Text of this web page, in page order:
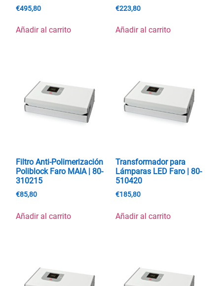
€495,80
Añadir al carrito
€223,80
Añadir al carrito
Filtro Anti-Polimerización
Poliblock Faro MAIA | 80-
310215
€85,80
Añadir al carrito
Transformador para
Lámparas LED Faro | 80-
510420
€185,80
Añadir al carrito